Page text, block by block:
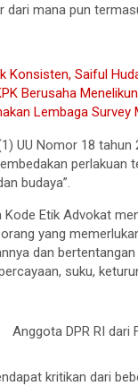
dari mana pun
Konsisten, Saiful
Berusaha
Lembaga
UU Nomor 18
perlakuan
budaya”.
Kode Etik Advokat
yang
dan
suku,
Anggota DPR RI dari
kritikan dari